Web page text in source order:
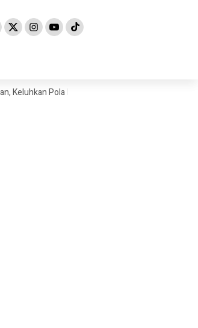
Pola Pengadaan Bahan Baku MBG